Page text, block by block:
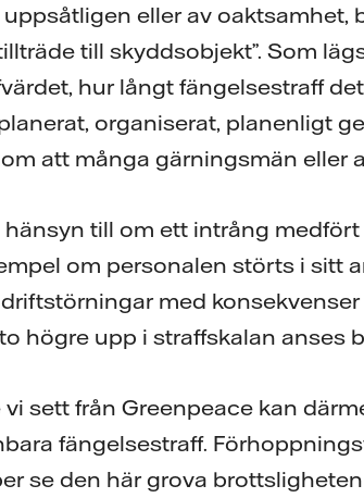
eller av oaktsamhet,
till skyddsobjekt”. Som
hur långt fängelsestraff
organiserat, planenligt
att många gärningsmän eller
till om ett intrång
om personalen störts i sitt
med
högre upp i straffskalan anses
sett från Greenpeace kan
fängelsestraff.
se den här grova